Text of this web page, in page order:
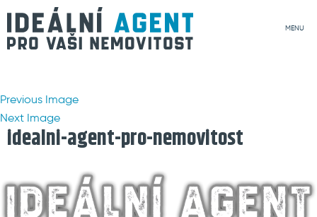
MENU
Previous Image
Next Image
idealni-agent-pro-nemovitost